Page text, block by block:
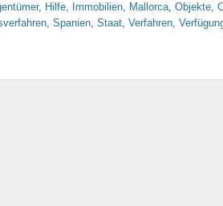
, Hilfe, Immobilien, Mallorca, Objekte,
, Spanien, Staat, Verfahren,